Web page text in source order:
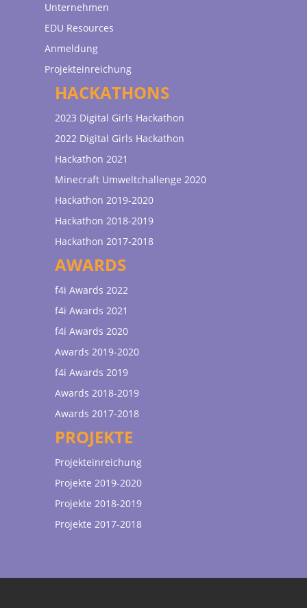
Unternehmen
EDU Resources
Anmeldung
Projekteinreichung
HACKATHONS
2023 Digital Girls Hackathon
2022 Digital Girls Hackathon
Hackathon 2021
Minecraft Umweltchallenge 2020
Hackathon 2019-2020
Hackathon 2018-2019
Hackathon 2017-2018
AWARDS
f4i Awards 2022
f4i Awards 2021
f4i Awards 2020
Awards 2019-2020
f4i Awards 2019
Awards 2018-2019
Awards 2017-2018
PROJEKTE
Projekteinreichung
Projekte 2019-2020
Projekte 2018-2019
Projekte 2017-2018